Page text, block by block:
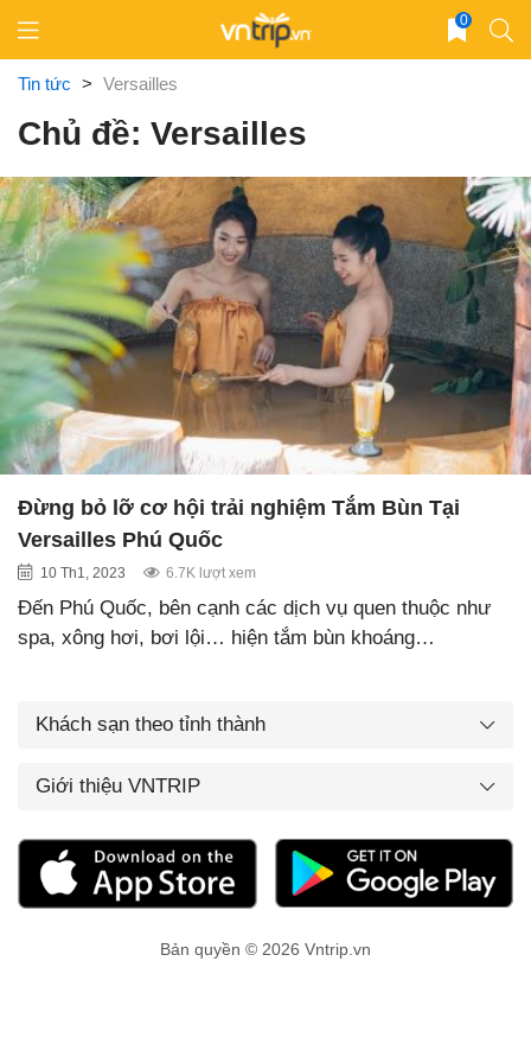
content
0
Tin tức > Versailles
Chủ đề: Versailles
Đừng bỏ lỡ cơ hội trải nghiệm Tắm Bùn Tại
Versailles Phú Quốc
10 Th1, 2023 6.7K lượt xem
Đến Phú Quốc, bên cạnh các dịch vụ quen thuộc như
spa, xông hơi, bơi lội… hiện tắm bùn khoáng…
Khách sạn theo tỉnh thành
Giới thiệu VNTRIP
Bản quyền © 2026 Vntrip.vn